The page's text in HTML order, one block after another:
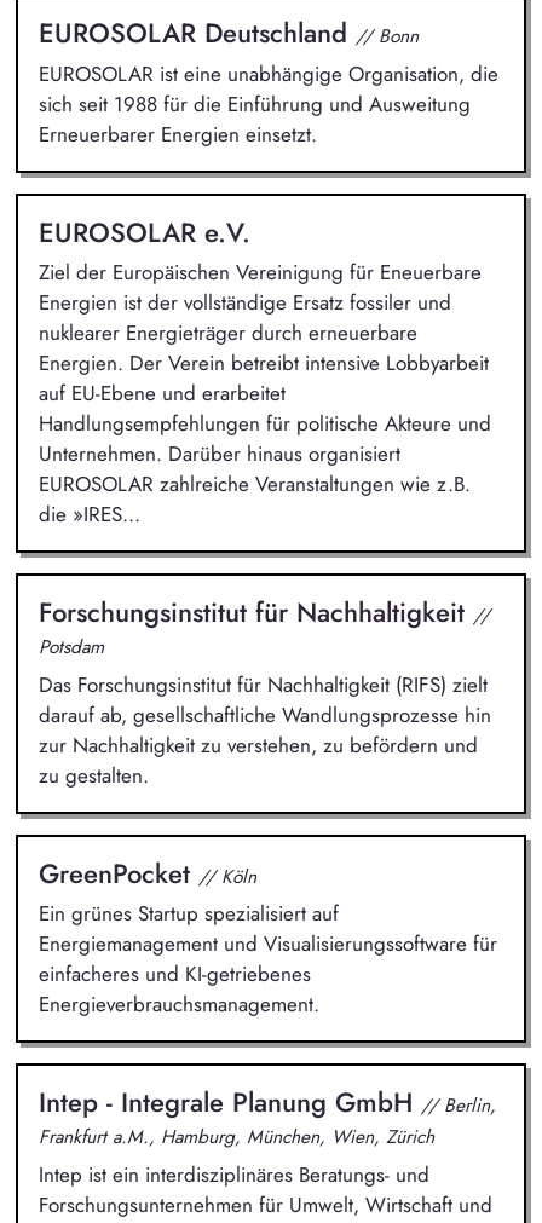
EUROSOLAR Deutschland // Bonn
EUROSOLAR ist eine unabhängige Organisation, die
sich seit 1988 für die Einführung und Ausweitung
Erneuerbarer Energien einsetzt.
EUROSOLAR e.V.
Ziel der Europäischen Vereinigung für Eneuerbare
Energien ist der vollständige Ersatz fossiler und
nuklearer Energieträger durch erneuerbare
Energien. Der Verein betreibt intensive Lobbyarbeit
auf EU-Ebene und erarbeitet
Handlungsempfehlungen für politische Akteure und
Unternehmen. Darüber hinaus organisiert
EUROSOLAR zahlreiche Veranstaltungen wie z.B.
die »IRES...
Forschungsinstitut für Nachhaltigkeit //
Potsdam
Das Forschungsinstitut für Nachhaltigkeit (RIFS) zielt
darauf ab, gesellschaftliche Wandlungsprozesse hin
zur Nachhaltigkeit zu verstehen, zu befördern und
zu gestalten.
GreenPocket // Köln
Ein grünes Startup spezialisiert auf
Energiemanagement und Visualisierungssoftware für
einfacheres und KI-getriebenes
Energieverbrauchsmanagement.
Intep - Integrale Planung GmbH // Berlin,
Frankfurt a.M., Hamburg, München, Wien, Zürich
Intep ist ein interdisziplinäres Beratungs- und
Forschungsunternehmen für Umwelt, Wirtschaft und